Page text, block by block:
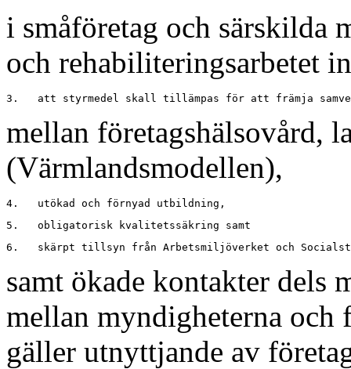
i småföretag och särskilda
och rehabiliteringsarbetet
mellan företagshälsovård,
(Värmlandsmodellen),
samt ökade kontakter dels
mellan myndigheterna och
gäller utnyttjande av